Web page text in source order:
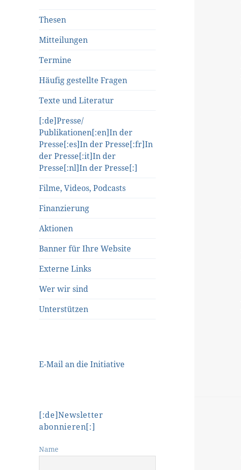
Thesen
Mitteilungen
Termine
Häufig gestellte Fragen
Texte und Literatur
[:de]Presse/
Publikationen[:en]In der
Presse[:es]In der Presse[:fr]In
der Presse[:it]In der
Presse[:nl]In der Presse[:]
Filme, Videos, Podcasts
Finanzierung
Aktionen
Banner für Ihre Website
Externe Links
Wer wir sind
Unterstützen
E-Mail an die Initiative
[:de]Newsletter
abonnieren[:]
Name